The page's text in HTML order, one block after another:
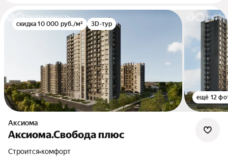
скидка 10 000 руб./м² 3D-тур
ещё 12
Аксиома
Аксиома.Свобода плюс
Строится•комфорт